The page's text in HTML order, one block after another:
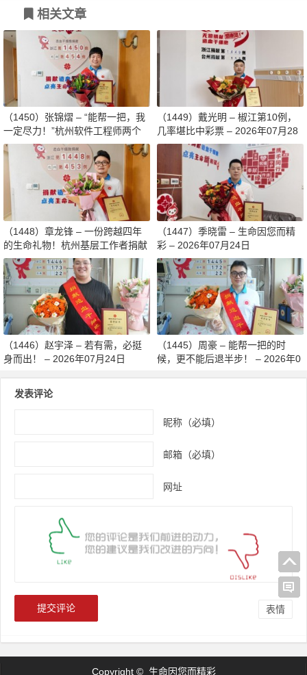
相关文章
（1450）张锦熠 – “能帮一把，我
一定尽力！”杭州软件工程师两个
月减重13斤赴生命之约 – 2026年0
8月03日
（1449）戴光明 – 椒江第10例，
几率堪比中彩票 – 2026年07月28
日
（1448）章龙锋 – 一份跨越四年
的生命礼物！杭州基层工作者捐献
造血干细胞传递希望 – 2026年07
月27日
（1447）季晓雷 – 生命因您而精
彩 – 2026年07月24日
（1446）赵宇泽 – 若有需，必挺
身而出！ – 2026年07月24日
（1445）周豪 – 能帮一把的时
候，更不能后退半步！ – 2026年0
发表评论
昵称（必填）
邮箱（必填）
网址
表情
Copyright © 生命因您而精彩